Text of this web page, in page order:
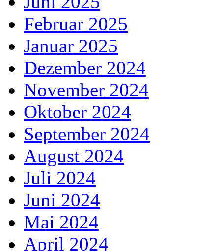
Februar 2025
Januar 2025
Dezember 2024
November 2024
Oktober 2024
September 2024
August 2024
Juli 2024
Juni 2024
Mai 2024
April 2024